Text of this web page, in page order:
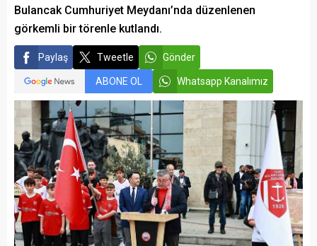
Bulancak Cumhuriyet Meydanı’nda düzenlenen
görkemli bir törenle kutlandı.
Paylaş Tweetle Gönder
ABONE OL Whatsapp Kanalımız